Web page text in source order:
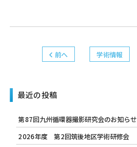
前へ 学術情報
最近の投稿
第87回九州循環器撮影研究会のお知らせ
2026年度 第2回筑後地区学術研修会